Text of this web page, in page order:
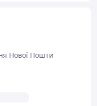
Нової Пошти